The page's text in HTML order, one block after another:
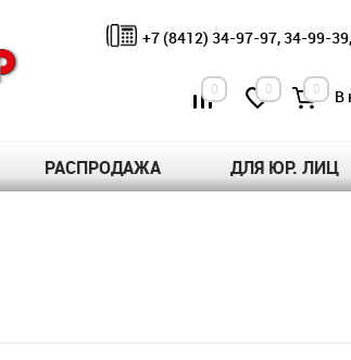
+7 (8412) 34-97-97, 34-99-
0 0 0 В
РАСПРОДАЖА ДЛЯ ЮР. ЛИЦ